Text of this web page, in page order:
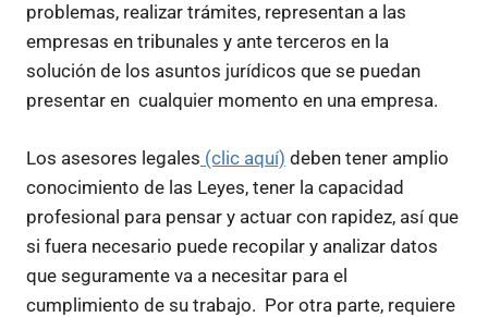
problemas, realizar trámites, representan a las
empresas en tribunales y ante terceros en la
solución de los asuntos jurídicos que se puedan
presentar en cualquier momento en una empresa.
Los asesores legales (clic aquí) deben tener amplio
conocimiento de las Leyes, tener la capacidad
profesional para pensar y actuar con rapidez, así que
si fuera necesario puede recopilar y analizar datos
que seguramente va a necesitar para el
cumplimiento de su trabajo. Por otra parte, requiere